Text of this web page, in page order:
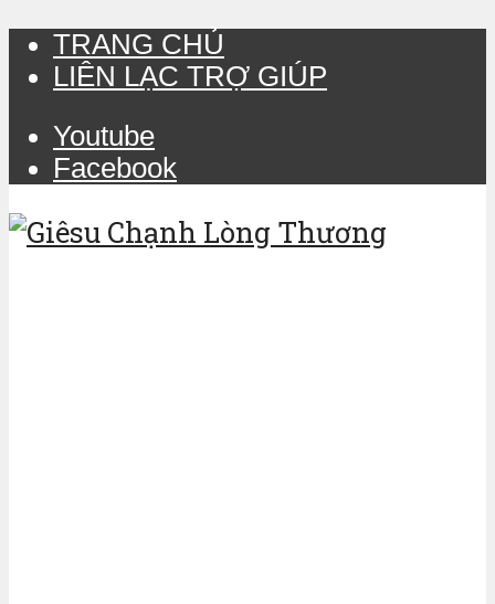
TRANG CHỦ
LIÊN LẠC TRỢ GIÚP
Youtube
Facebook